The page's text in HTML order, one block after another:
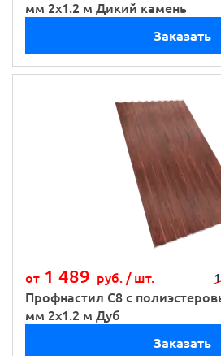
мм 2х1.2 м Дикий камень
Заказать
от 1 489 руб. / шт.
Профнастил С8 с
мм 2х1.2 м Дуб
Заказать